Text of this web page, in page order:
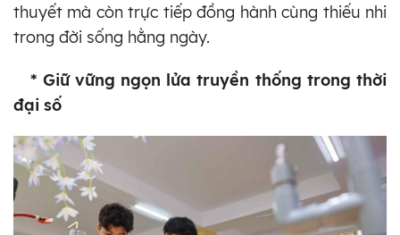
thuyết mà còn trực tiếp đồng hành cùng thiếu nhi
trong đời sống hằng ngày.
* Giữ vững ngọn lửa truyền thống trong thời
đại số